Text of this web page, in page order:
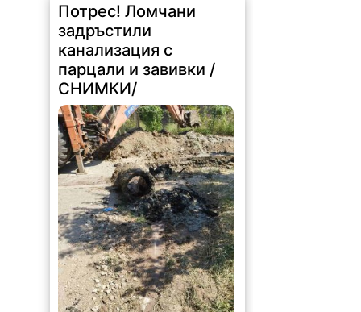
Потрес! Ломчани
задръстили
канализация с
парцали и завивки /
СНИМКИ/